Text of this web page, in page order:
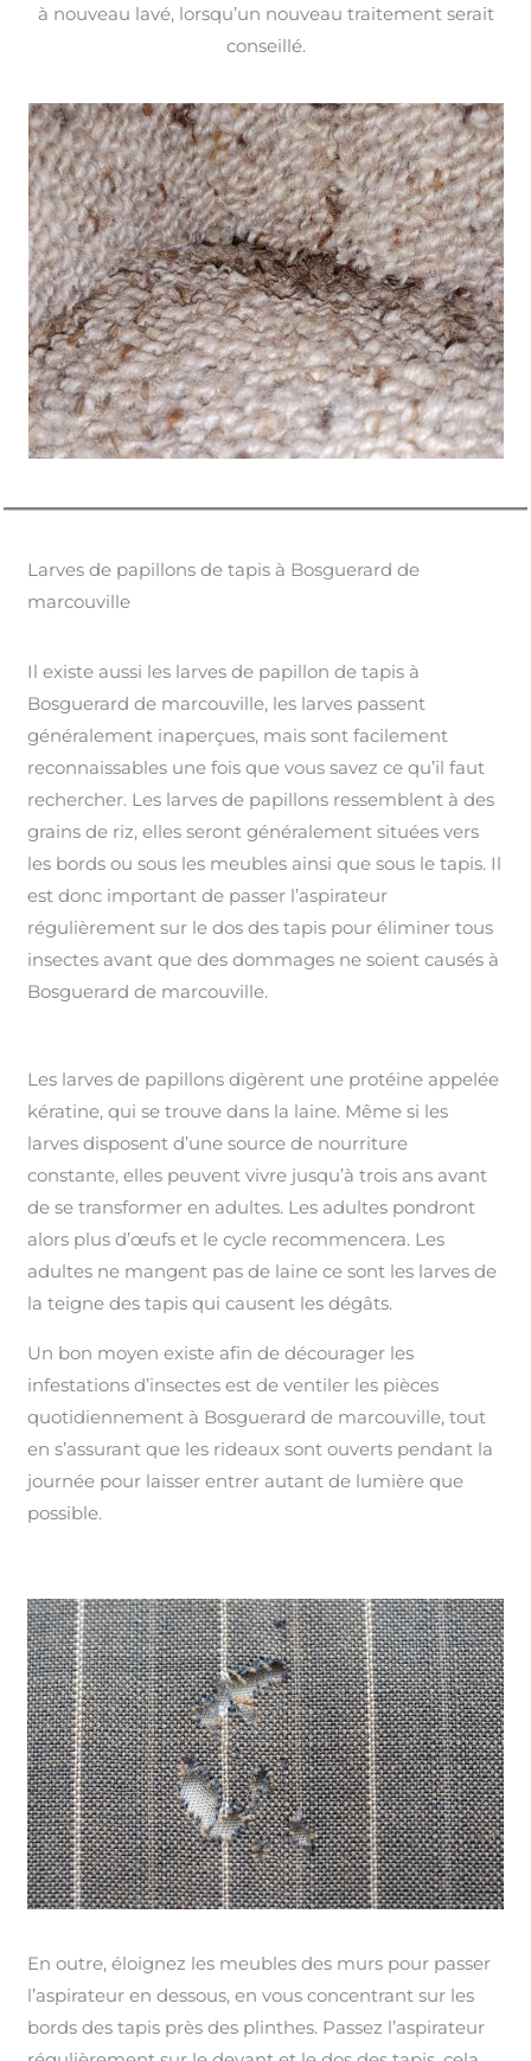
à nouveau lavé, lorsqu’un nouveau traitement serait
conseillé.
Larves de papillons de tapis à Bosguerard de
marcouville
Il existe aussi les larves de papillon de tapis à
Bosguerard de marcouville, les larves passent
généralement inaperçues, mais sont facilement
reconnaissables une fois que vous savez ce qu’il faut
rechercher. Les larves de papillons ressemblent à des
grains de riz, elles seront généralement situées vers
les bords ou sous les meubles ainsi que sous le tapis. Il
est donc important de passer l’aspirateur
régulièrement sur le dos des tapis pour éliminer tous
insectes avant que des dommages ne soient causés à
Bosguerard de marcouville.
Les larves de papillons digèrent une protéine appelée
kératine, qui se trouve dans la laine. Même si les
larves disposent d’une source de nourriture
constante, elles peuvent vivre jusqu’à trois ans avant
de se transformer en adultes. Les adultes pondront
alors plus d’œufs et le cycle recommencera. Les
adultes ne mangent pas de laine ce sont les larves de
la teigne des tapis qui causent les dégâts.
Un bon moyen existe afin de décourager les
infestations d’insectes est de ventiler les pièces
quotidiennement à Bosguerard de marcouville, tout
en s’assurant que les rideaux sont ouverts pendant la
journée pour laisser entrer autant de lumière que
possible.
En outre, éloignez les meubles des murs pour passer
l’aspirateur en dessous, en vous concentrant sur les
bords des tapis près des plinthes. Passez l’aspirateur